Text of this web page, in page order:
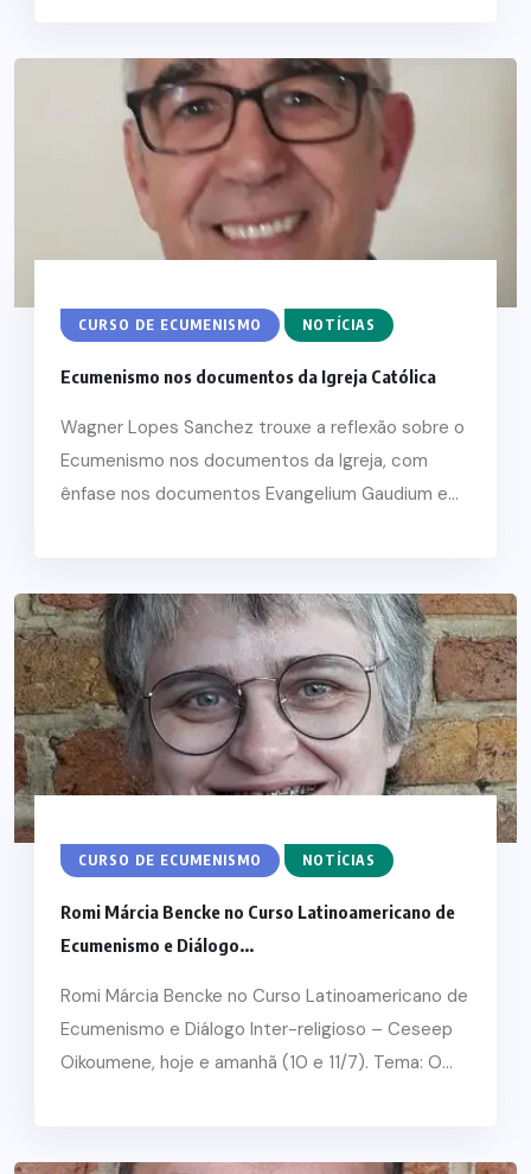
CURSO DE ECUMENISMO NOTÍCIAS
Ecumenismo nos documentos da Igreja Católica
Wagner Lopes Sanchez trouxe a reflexão sobre o
Ecumenismo nos documentos da Igreja, com
ênfase nos documentos Evangelium Gaudium e...
CURSO DE ECUMENISMO NOTÍCIAS
Romi Márcia Bencke no Curso Latinoamericano de
Ecumenismo e Diálogo...
Romi Márcia Bencke no Curso Latinoamericano de
Ecumenismo e Diálogo Inter-religioso – Ceseep
Oikoumene, hoje e amanhã (10 e 11/7). Tema: O...